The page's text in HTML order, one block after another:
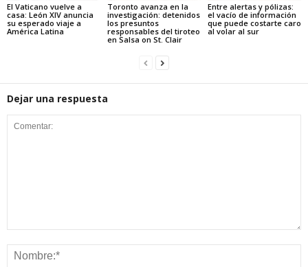
El Vaticano vuelve a
casa: León XIV anuncia
su esperado viaje a
América Latina
Toronto avanza en la
investigación: detenidos
los presuntos
responsables del tiroteo
en Salsa on St. Clair
Entre alertas y pólizas:
el vacío de información
que puede costarte caro
al volar al sur
Dejar una respuesta